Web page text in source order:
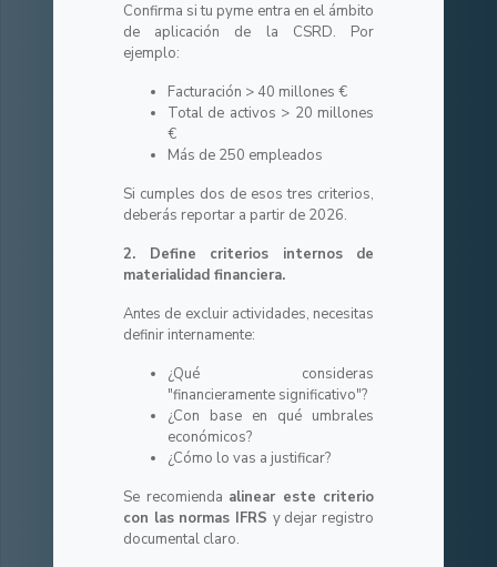
Confirma si tu pyme entra en el ámbito
de aplicación de la CSRD. Por
ejemplo:
Facturación > 40 millones €
Total de activos > 20 millones
€
Más de 250 empleados
Si cumples dos de esos tres criterios,
deberás reportar a partir de 2026.
2. Define criterios internos de
materialidad financiera.
Antes de excluir actividades, necesitas
definir internamente:
¿Qué consideras
"financieramente significativo"?
¿Con base en qué umbrales
económicos?
¿Cómo lo vas a justificar?
Se recomienda alinear este criterio
con las normas IFRS y dejar registro
documental claro.